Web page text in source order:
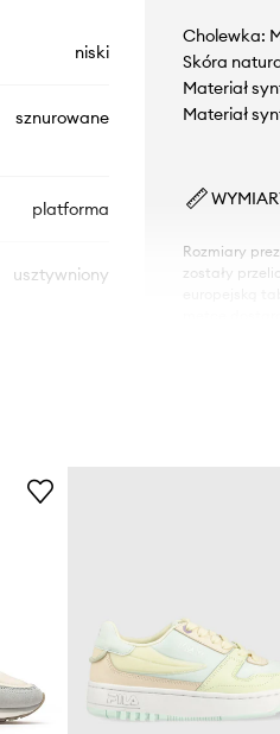
niski
sznurowane
platforma
usztywniony
multicolor
Cholewka:
Skóra
Materiał
Materiał
Rozmiary
zostały